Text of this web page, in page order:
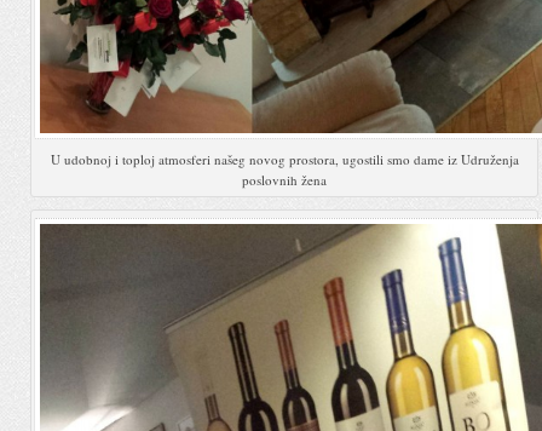
U udobnoj i toploj atmosferi našeg novog prostora, ugostili smo dame iz Udruženja
poslovnih žena